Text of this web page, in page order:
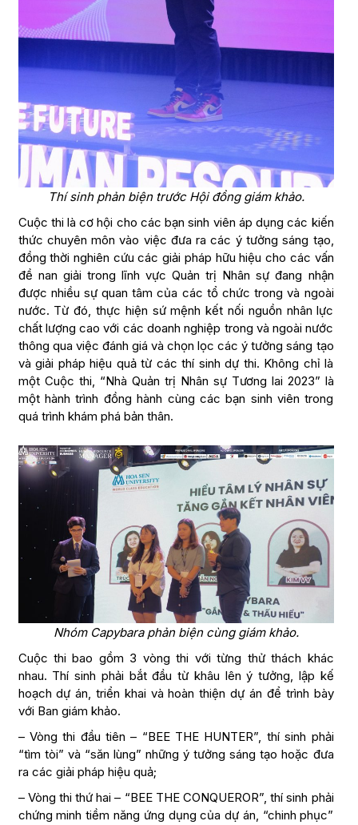
Thí sinh phản biện trước Hội đồng giám khảo.
Cuộc thi là cơ hội cho các bạn sinh viên áp dụng các kiến
thức chuyên môn vào việc đưa ra các ý tưởng sáng tạo,
đồng thời nghiên cứu các giải pháp hữu hiệu cho các vấn
đề nan giải trong lĩnh vực Quản trị Nhân sự đang nhận
được nhiều sự quan tâm của các tổ chức trong và ngoài
nước. Từ đó, thực hiện sứ mệnh kết nối nguồn nhân lực
chất lượng cao với các doanh nghiệp trong và ngoài nước
thông qua việc đánh giá và chọn lọc các ý tưởng sáng tạo
và giải pháp hiệu quả từ các thí sinh dự thi. Không chỉ là
một Cuộc thi, “Nhà Quản trị Nhân sự Tương lai 2023” là
một hành trình đồng hành cùng các bạn sinh viên trong
quá trình khám phá bản thân.
Nhóm Capybara phản biện cùng giám khảo.
Cuộc thi bao gồm 3 vòng thi với từng thử thách khác
nhau. Thí sinh phải bắt đầu từ khâu lên ý tưởng, lập kế
hoạch dự án, triển khai và hoàn thiện dự án để trình bày
với Ban giám khảo.
– Vòng thi đầu tiên – “BEE THE HUNTER”, thí sinh phải
“tìm tòi” và “săn lùng” những ý tưởng sáng tạo hoặc đưa
ra các giải pháp hiệu quả;
– Vòng thi thứ hai – “BEE THE CONQUEROR”, thí sinh phải
chứng minh tiềm năng ứng dụng của dự án, “chinh phục”